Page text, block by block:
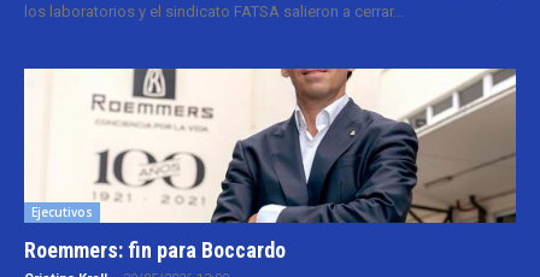
los laboratorios y el sindicato FATSA salieron a cerrar...
Ejecutivos
Roemmers: fin para Boccardo